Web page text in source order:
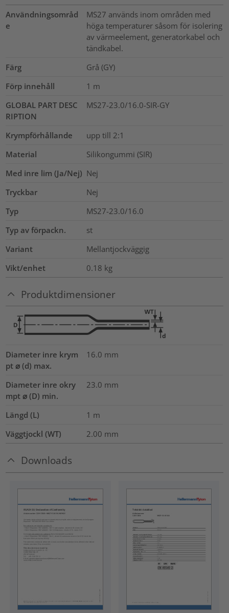
Användningsområd
e
MS27 används inom områden med
höga temperaturer såsom för isolering
av värmeelement, generatorkabel och
tändkabel.
Färg
Grå (GY)
Förp innehåll
1 m
GLOBAL PART DESC
RIPTION
MS27-23.0/16.0-SIR-GY
Krympförhållande
upp till 2:1
Material
Silikongummi (SIR)
Med inre lim (Ja/Nej) Nej
Tryckbar
Nej
Typ
MS27-23.0/16.0
Typ av förpackn.
st
Variant
Mellantjockväggig
Vikt/enhet
0.18 kg
Produktdimensioner
Diameter inre krym
pt ⌀ (d) max.
16.0 mm
Diameter inre okry
mpt ⌀ (D) min.
23.0 mm
Längd (L) 1 m
Väggtjockl (WT)
2.00 mm
Downloads